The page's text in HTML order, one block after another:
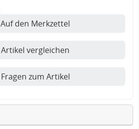
Auf den Merkzettel
Artikel vergleichen
Fragen zum Artikel